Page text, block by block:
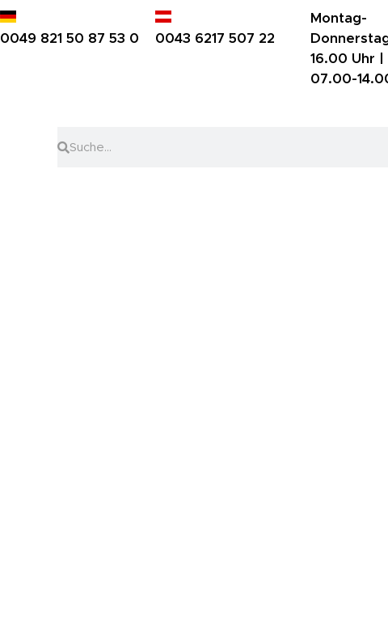
0049 821 50 87 53 0 0043 6217 507 22
Montag-
16.00 Uhr |
07.00-